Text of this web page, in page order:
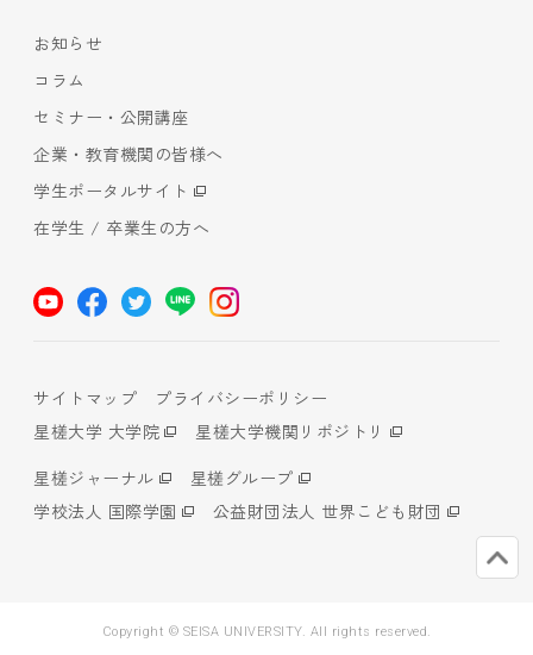
お知らせ
コラム
セミナー・公開講座
企業・教育機関の皆様へ
学生ポータルサイト
在学生 / 卒業生の方へ
サイトマップ
プライバシーポリシー
星槎大学 大学院
星槎大学機関リポジトリ
星槎ジャーナル
星槎グループ
学校法人 国際学園
公益財団法人 世界こども財団
Copyright © SEISA UNIVERSITY. All rights reserved.